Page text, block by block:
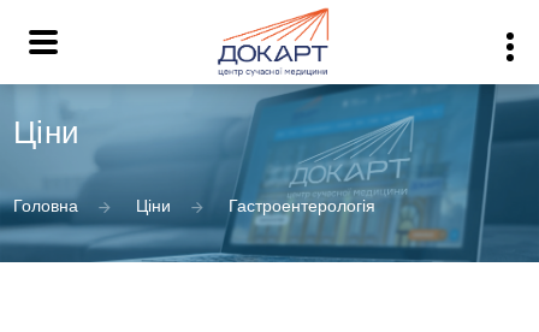
Ціни
Головна Ціни Гастроентерологія